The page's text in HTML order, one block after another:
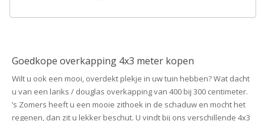
Goedkope overkapping 4x3 meter kopen
Wilt u ook een mooi, overdekt plekje in uw tuin hebben? Wat dacht
u van een lariks / douglas overkapping van 400 bij 300 centimeter.
’s Zomers heeft u een mooie zithoek in de schaduw en mocht het
regenen, dan zit u lekker beschut. U vindt bij ons verschillende 4x3